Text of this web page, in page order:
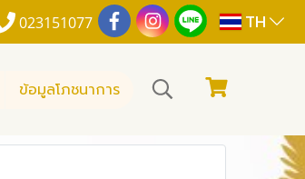
023151077 TH
ข้อมูลโภชนาการ